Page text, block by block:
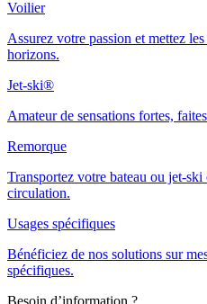
Voilier
Assurez votre passion et mettez
horizons.
Jet-ski®
Amateur de sensations fortes,
Remorque
Transportez votre bateau ou jet-
circulation.
Usages spécifiques
Bénéficiez de nos solutions sur
spécifiques.
Besoin d’information ?